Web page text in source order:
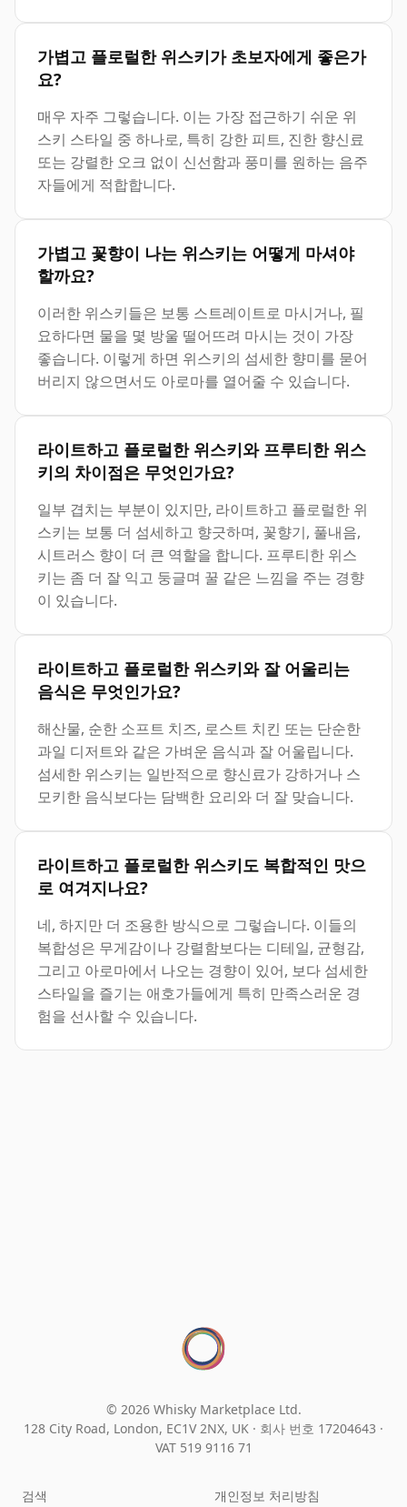
가볍고 플로럴한 위스키가 초보자에게 좋은가
요?
매우 자주 그렇습니다. 이는 가장 접근하기 쉬운 위
스키 스타일 중 하나로, 특히 강한 피트, 진한 향신료
또는 강렬한 오크 없이 신선함과 풍미를 원하는 음주
자들에게 적합합니다.
가볍고 꽃향이 나는 위스키는 어떻게 마셔야
할까요?
이러한 위스키들은 보통 스트레이트로 마시거나, 필
요하다면 물을 몇 방울 떨어뜨려 마시는 것이 가장
좋습니다. 이렇게 하면 위스키의 섬세한 향미를 묻어
버리지 않으면서도 아로마를 열어줄 수 있습니다.
라이트하고 플로럴한 위스키와 프루티한 위스
키의 차이점은 무엇인가요?
일부 겹치는 부분이 있지만, 라이트하고 플로럴한 위
스키는 보통 더 섬세하고 향긋하며, 꽃향기, 풀내음,
시트러스 향이 더 큰 역할을 합니다. 프루티한 위스
키는 좀 더 잘 익고 둥글며 꿀 같은 느낌을 주는 경향
이 있습니다.
라이트하고 플로럴한 위스키와 잘 어울리는
음식은 무엇인가요?
해산물, 순한 소프트 치즈, 로스트 치킨 또는 단순한
과일 디저트와 같은 가벼운 음식과 잘 어울립니다.
섬세한 위스키는 일반적으로 향신료가 강하거나 스
모키한 음식보다는 담백한 요리와 더 잘 맞습니다.
라이트하고 플로럴한 위스키도 복합적인 맛으
로 여겨지나요?
네, 하지만 더 조용한 방식으로 그렇습니다. 이들의
복합성은 무게감이나 강렬함보다는 디테일, 균형감,
그리고 아로마에서 나오는 경향이 있어, 보다 섬세한
스타일을 즐기는 애호가들에게 특히 만족스러운 경
험을 선사할 수 있습니다.
© 2026 Whisky Marketplace Ltd.
128 City Road, London, EC1V 2NX, UK · 회사 번호 17204643 ·
VAT 519 9116 71
검색 개인정보 처리방침